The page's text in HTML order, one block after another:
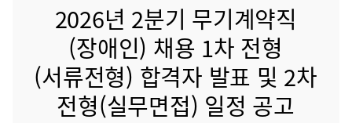
2026년 2분기 무기계약직
(장애인) 채용 1차 전형
(서류전형) 합격자 발표 및 2차
전형(실무면접) 일정 공고